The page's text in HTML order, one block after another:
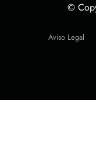
©
Aviso Legal